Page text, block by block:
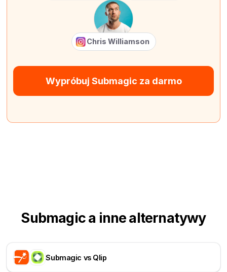
Chris Williamson
Wypróbuj Submagic za darmo
Submagic a inne alternatywy
Submagic vs Qlip